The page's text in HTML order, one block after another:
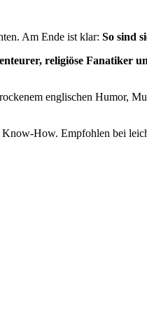
Am Ende ist klar: So sind
religiöse Fanatiker
englischen Humor,
Know-How. Empfohlen bei